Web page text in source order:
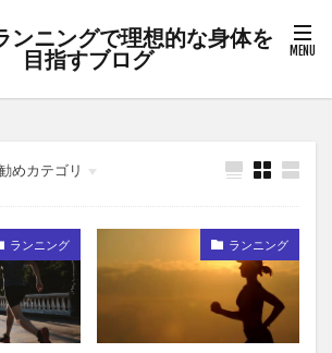
ンニングで理想的な身体を
目指すブログ
めカテゴリ
分類
ランニング ランニング